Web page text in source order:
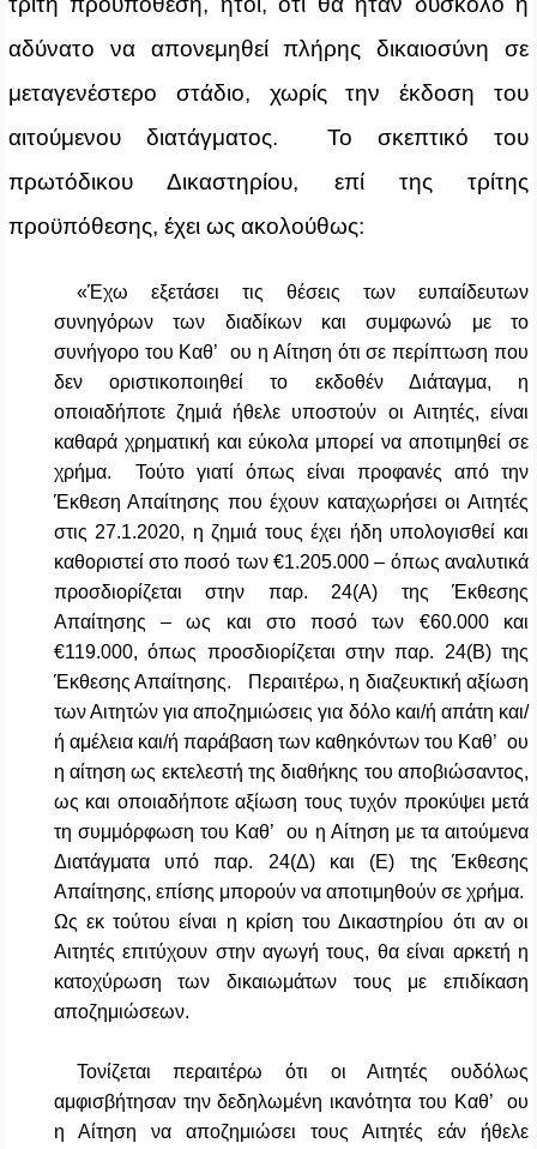
αδύνατο να απονεμηθεί πλήρης δικαιοσύνη σε
μεταγενέστερο στάδιο, χωρίς την έκδοση του
αιτούμενου διατάγματος. Το σκεπτικό του
πρωτόδικου Δικαστηρίου, επί της τρίτης
προϋπόθεσης, έχει ως ακολούθως:
«Έχω εξετάσει τις θέσεις των ευπαίδευτων
συνηγόρων των διαδίκων και συμφωνώ με το
συνήγορο του Καθ’ ου η Αίτηση ότι σε περίπτωση που
δεν οριστικοποιηθεί το εκδοθέν Διάταγμα, η
οποιαδήποτε ζημιά ήθελε υποστούν οι Αιτητές, είναι
καθαρά χρηματική και εύκολα μπορεί να αποτιμηθεί σε
χρήμα. Τούτο γιατί όπως είναι προφανές από την
Έκθεση Απαίτησης που έχουν καταχωρήσει οι Αιτητές
στις 27.1.2020, η ζημιά τους έχει ήδη υπολογισθεί και
καθοριστεί στο ποσό των €1.205.000 – όπως αναλυτικά
προσδιορίζεται στην παρ. 24(Α) της Έκθεσης
Απαίτησης – ως και στο ποσό των €60.000 και
€119.000, όπως προσδιορίζεται στην παρ. 24(Β) της
Έκθεσης Απαίτησης. Περαιτέρω, η διαζευκτική αξίωση
των Αιτητών για αποζημιώσεις για δόλο και/ή απάτη και/
ή αμέλεια και/ή παράβαση των καθηκόντων του Καθ’ ου
η αίτηση ως εκτελεστή της διαθήκης του αποβιώσαντος,
ως και οποιαδήποτε αξίωση τους τυχόν προκύψει μετά
τη συμμόρφωση του Καθ’ ου η Αίτηση με τα αιτούμενα
Διατάγματα υπό παρ. 24(Δ) και (Ε) της Έκθεσης
Απαίτησης, επίσης μπορούν να αποτιμηθούν σε χρήμα.
Ως εκ τούτου είναι η κρίση του Δικαστηρίου ότι αν οι
Αιτητές επιτύχουν στην αγωγή τους, θα είναι αρκετή η
κατοχύρωση των δικαιωμάτων τους με επιδίκαση
αποζημιώσεων.
Τονίζεται περαιτέρω ότι οι Αιτητές ουδόλως
αμφισβήτησαν την δεδηλωμένη ικανότητα του Καθ’ ου
η Αίτηση να αποζημιώσει τους Αιτητές εάν ήθελε